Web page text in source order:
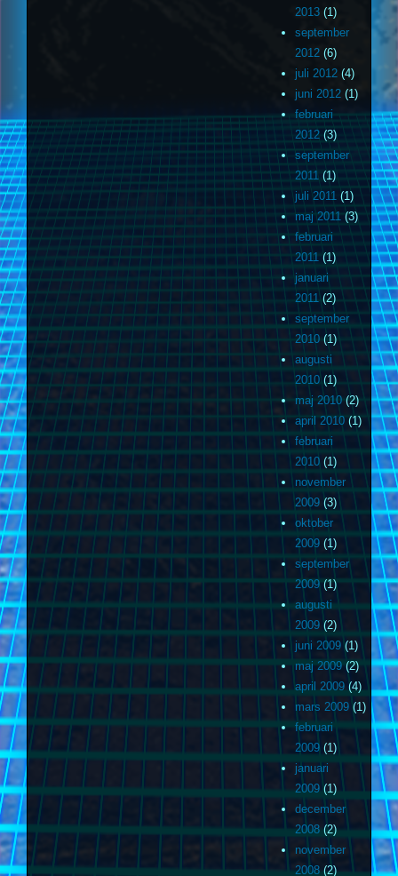
2013(1)
september
2012(6)
juli 2012(4)
juni 2012(1)
februari
2012(3)
september
2011(1)
juli 2011(1)
maj 2011(3)
februari
2011(1)
januari
2011(2)
september
2010(1)
augusti
2010(1)
maj 2010(2)
april 2010(1)
februari
2010(1)
november
2009(3)
oktober
2009(1)
september
2009(1)
augusti
2009(2)
juni 2009(1)
maj 2009(2)
april 2009(4)
mars 2009(1)
februari
2009(1)
januari
2009(1)
december
2008(2)
november
2008(2)